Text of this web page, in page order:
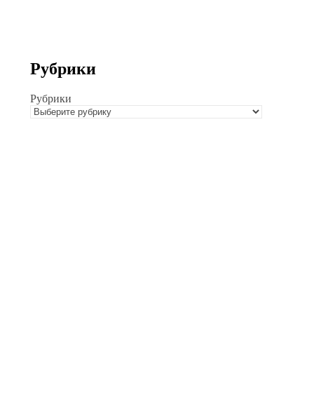
Рубрики
Рубрики